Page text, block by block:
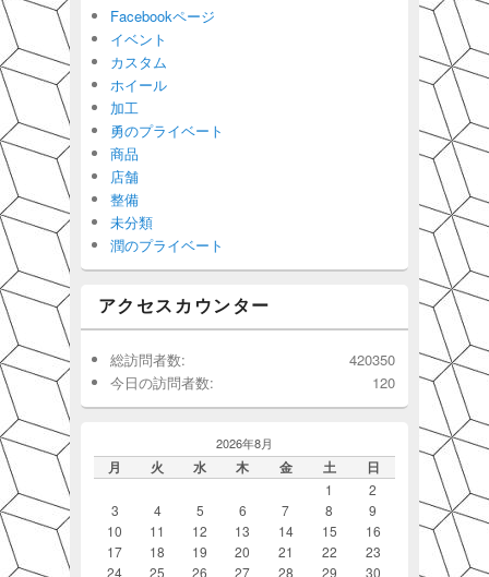
Facebookページ
イベント
カスタム
ホイール
加工
勇のプライベート
商品
店舗
整備
未分類
潤のプライベート
アクセスカウンター
420350
総訪問者数:
120
今日の訪問者数:
2026年8月
月 火 水 木 金 土 日
1
2
3
4 5 6 7 8
9
10
11 12 13 14 15
16
17
18 19 20 21 22
23
24
25 26 27 28 29 30